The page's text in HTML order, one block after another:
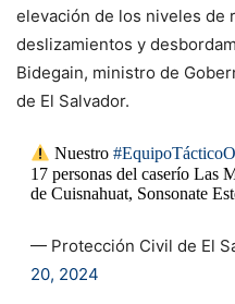
elevación de los niveles de
deslizamientos y
Bidegain, ministro de
de El Salvador.
Nuestro
17 personas del caserío Las
de Cuisnahuat, Sonsonate
— Protección Civil de El
20, 2024